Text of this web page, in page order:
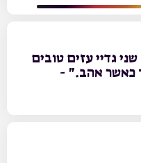
גדיי עזים טובים
כאשר אהב." -